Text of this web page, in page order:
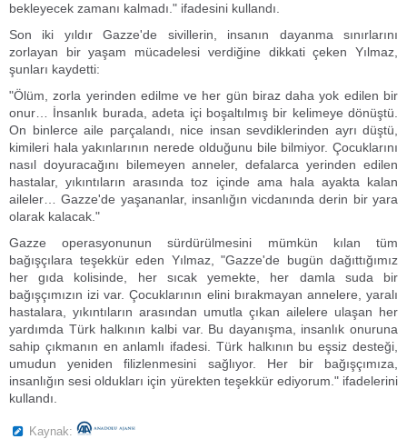
bekleyecek zamanı kalmadı." ifadesini kullandı.
Son iki yıldır Gazze'de sivillerin, insanın dayanma sınırlarını
zorlayan bir yaşam mücadelesi verdiğine dikkati çeken Yılmaz,
şunları kaydetti:
"Ölüm, zorla yerinden edilme ve her gün biraz daha yok edilen bir
onur… İnsanlık burada, adeta içi boşaltılmış bir kelimeye dönüştü.
On binlerce aile parçalandı, nice insan sevdiklerinden ayrı düştü,
kimileri hala yakınlarının nerede olduğunu bile bilmiyor. Çocuklarını
nasıl doyuracağını bilemeyen anneler, defalarca yerinden edilen
hastalar, yıkıntıların arasında toz içinde ama hala ayakta kalan
aileler… Gazze'de yaşananlar, insanlığın vicdanında derin bir yara
olarak kalacak."
Gazze operasyonunun sürdürülmesini mümkün kılan tüm
bağışçılara teşekkür eden Yılmaz, "Gazze'de bugün dağıttığımız
her gıda kolisinde, her sıcak yemekte, her damla suda bir
bağışçımızın izi var. Çocuklarının elini bırakmayan annelere, yaralı
hastalara, yıkıntıların arasından umutla çıkan ailelere ulaşan her
yardımda Türk halkının kalbi var. Bu dayanışma, insanlık onuruna
sahip çıkmanın en anlamlı ifadesi. Türk halkının bu eşsiz desteği,
umudun yeniden filizlenmesini sağlıyor. Her bir bağışçımıza,
insanlığın sesi oldukları için yürekten teşekkür ediyorum." ifadelerini
kullandı.​​
Kaynak: